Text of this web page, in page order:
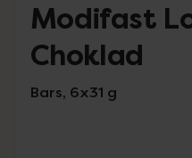
Modifast
Choklad
Bars, 6x31 g